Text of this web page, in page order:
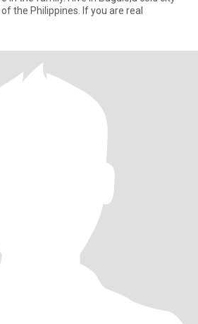
the Philippines. If you are real